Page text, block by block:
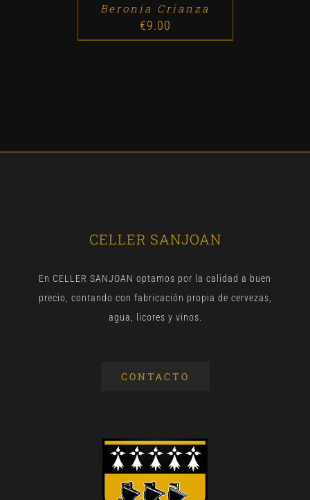
Beronia Crianza
€9.00
CELLER SANJOAN
En CELLER SANJOAN optamos por la calidad a buen
precio, contando con fabricación propia de cervezas,
agua, licores y vinos.
CONTACTO